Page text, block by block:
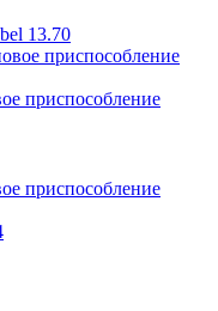
13.70
приспособление
приспособление